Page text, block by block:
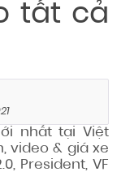
tất cả
nhất tại Việt
video & giá xe
President, VF